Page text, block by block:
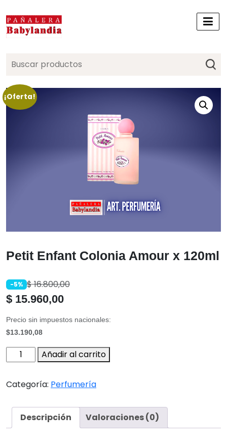
Search
for:
¡Oferta!
Petit Enfant Colonia Amour x 120ml
-5% $16.800,00
$ 15.960,00
Precio sin impuestos nacionales:
$13.190,08
Petit
Enfant
Amour
120ml
cantidad
Añadir al carrito
Categoría: Perfumería
Descripción Valoraciones (0)